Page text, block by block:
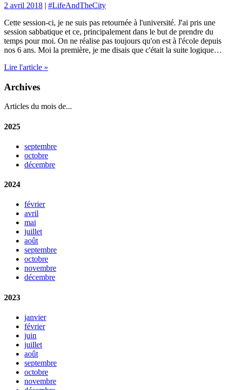
2 avril 2018 | #LifeAndTheCity
Cette session-ci, je ne suis pas retournée à l'université. J'ai pris une
session sabbatique et ce, principalement dans le but de prendre du
temps pour moi. On ne réalise pas toujours qu'on est à l'école depuis
nos 6 ans. Moi la première, je me disais que c'était la suite logique…
Lire l'article »
Archives
Articles du mois de...
2025
septembre
octobre
décembre
2024
février
avril
mai
juillet
août
septembre
octobre
novembre
décembre
2023
janvier
février
juin
juillet
août
septembre
octobre
novembre